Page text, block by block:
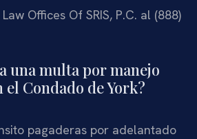
Offices Of SRIS, P.C. al (888)
una multa por manejo
Condado de York?
pagaderas por adelantado